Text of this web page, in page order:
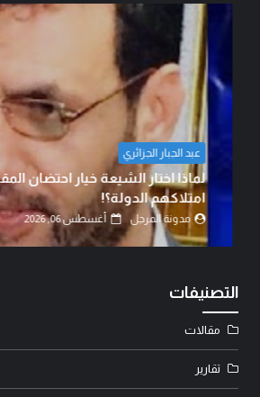
عبد الجبار الجزائري
لماذا اختار الشيعة خيار احتضان
امتلاكهم الدولة؟!
مدونة المرجل أغسطس 06, 2026
التصنيفات
مقالات
تقارير